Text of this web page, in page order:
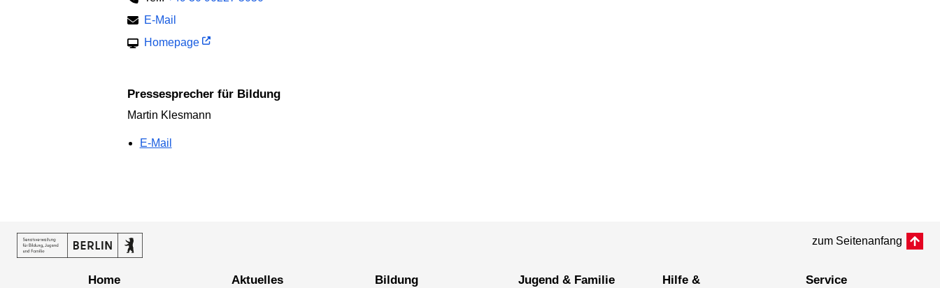
E-Mail
Homepage
Pressesprecher für Bildung
Martin Klesmann
E-Mail
zum Seitenanfang
Home Aktuelles Bildung Jugend & Familie
Hilfe &
Service